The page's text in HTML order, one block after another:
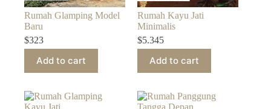
Rumah Glamping Model
Baru
$323
Add to cart
Rumah Kayu Jati
Minimalis
$5.345
Add to cart